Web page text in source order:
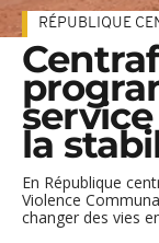
RÉPUBLIQUE
la
En République
Violence
changer des vies